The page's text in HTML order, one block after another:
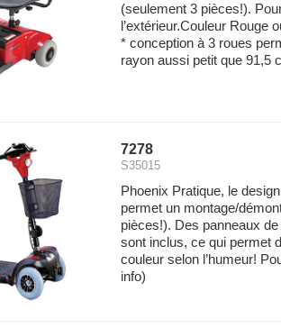
(seulement 3 pièces!).
l’extérieur.Couleur Rouge
* conception à 3 roues
rayon aussi petit que 91,5
7278
S35015
Phoenix Pratique, le
permet un montage/
pièces!). Des panneaux
sont inclus, ce qui permet
couleur selon l’humeur!
info)